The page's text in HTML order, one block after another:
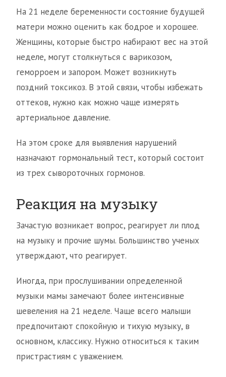
На 21 неделе беременности состояние будущей
матери можно оценить как бодрое и хорошее.
Женщины, которые быстро набирают вес на этой
неделе, могут столкнуться с варикозом,
геморроем и запором. Может возникнуть
поздний токсикоз. В этой связи, чтобы избежать
оттеков, нужно как можно чаще измерять
артериальное давление.
На этом сроке для выявления нарушений
назначают гормональный тест, который состоит
из трех сывороточных гормонов.
Реакция на музыку
Зачастую возникает вопрос, реагирует ли плод
на музыку и прочие шумы. Большинство ученых
утверждают, что реагирует.
Иногда, при прослушивании определенной
музыки мамы замечают более интенсивные
шевеления на 21 неделе. Чаще всего малыши
предпочитают спокойную и тихую музыку, в
основном, классику. Нужно относиться к таким
пристрастиям с уважением.